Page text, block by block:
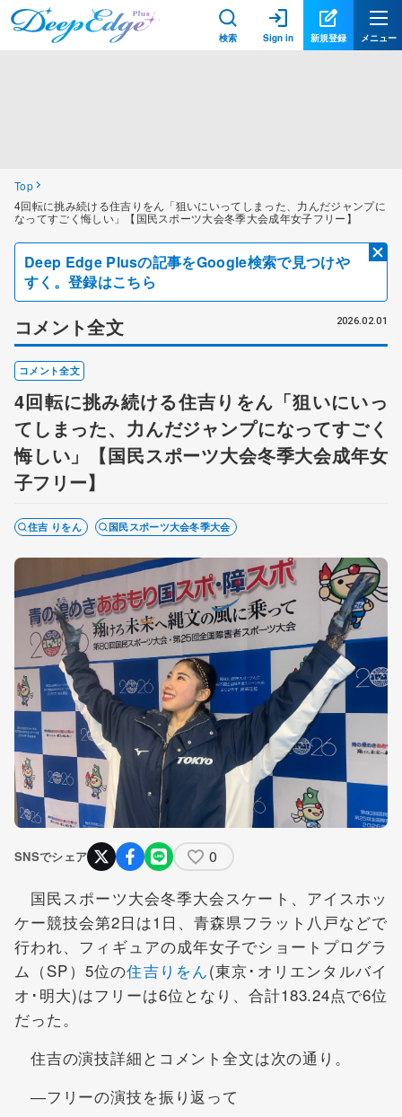
検索 Sign in 新規登録 メニュー
Top
4回転に挑み続ける住吉りをん「狙いにいってしまった、力んだジャンプに
なってすごく悔しい」【国民スポーツ大会冬季大会成年女子フリー】
Deep Edge Plusの記事をGoogle検索で見つけや
すく。登録はこちら
コメント全文 2026.02.01
コメント全文
4回転に挑み続ける住吉りをん「狙いにいっ
てしまった、力んだジャンプになってすごく
悔しい」【国民スポーツ大会冬季大会成年女
子フリー】
住吉 りをん 国民スポーツ大会冬季大会
SNSでシェア 0
国民スポーツ大会冬季大会スケート、アイスホッ
ケー競技会第2日は1日、青森県フラット八戸などで
行われ、フィギュアの成年女子でショートプログラ
ム（SP）5位の住吉りをん(東京･オリエンタルバイ
オ･明大)はフリーは6位となり、合計183.24点で6位
だった。
住吉の演技詳細とコメント全文は次の通り。
―フリーの演技を振り返って